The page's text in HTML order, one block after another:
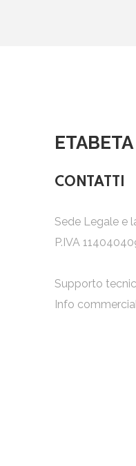
ETABETA
CONTATTI
Sede Legale e
P.IVA
Supporto
Info